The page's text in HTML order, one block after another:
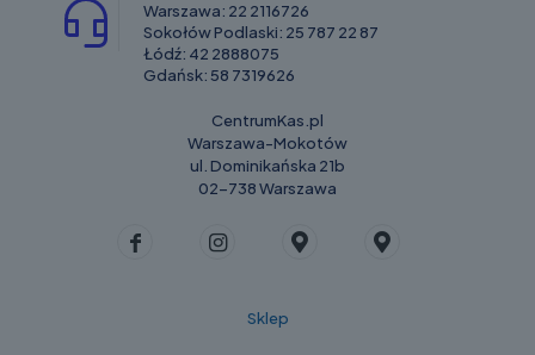
Warszawa: 22 2116726
Sokołów Podlaski: 25 787 22 87
Łódź: 42 2888075
Gdańsk: 58 7319626
CentrumKas.pl
Warszawa-Mokotów
ul. Dominikańska 21b
02-738 Warszawa
Sklep